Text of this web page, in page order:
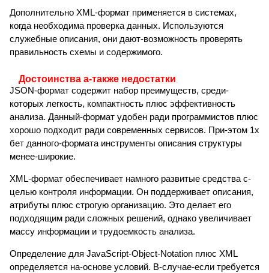
Дополнительно XML-формат применяется в системах,
когда необходима проверка данных. Используются
служебные описания, они дают-возможность проверять
правильность схемы и содержимого.
Достоинства а-также недостатки
JSON-формат содержит набор преимуществ, среди-
которых легкость, компактность плюс эффективность
анализа. Данный-формат удобен ради программистов плюс
хорошо подходит ради современных сервисов. При-этом 1х
бет данного-формата инструменты описания структуры
менее-широкие.
XML-формат обеспечивает намного развитые средства с-
целью контроля информации. Он поддерживает описания,
атрибуты плюс строгую организацию. Это делает его
подходящим ради сложных решений, однако увеличивает
массу информации и трудоемкость анализа.
Определение для JavaScript-Object-Notation плюс XML
определяется на-основе условий. В-случае-если требуется